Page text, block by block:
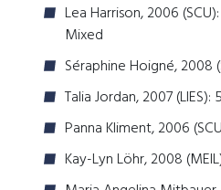
Lea Harrison, 2006
Mixed
Séraphine Hoigné, 2008
Talia Jordan, 2007
Panna Kliment, 2006
Kay-Lyn Löhr, 2008